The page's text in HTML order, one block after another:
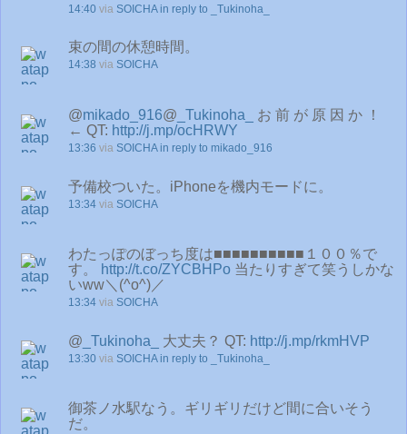
14:40 via SOICHA in reply to _Tukinoha_
束の間の休憩時間。
14:38 via SOICHA
@mikado_916@ _Tukinoha_
お 前 が 原 因 か ！
← QT: http://j.mp/ocHRWY
13:36 via SOICHA in reply to mikado_916
予備校ついた。iPhoneを機内モードに。
13:34 via SOICHA
わたっぽのぼっち度は■■■■■■■■■■１００％で
す。
http://t.co/ZYCBHPo 当たりすぎて笑うしかな
いww＼(^o^)／
13:34 via SOICHA
@ _Tukinoha_ 大丈夫？ QT: http://j.mp/rkmHVP
13:30 via SOICHA in reply to _Tukinoha_
御茶ノ水駅なう。ギリギリだけど間に合いそう
だ。